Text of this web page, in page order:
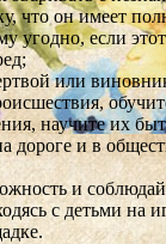
что он имеет
угодно, если
или
научите их
дороге и в
и
с детьми на